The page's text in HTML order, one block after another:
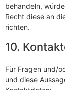
behandeln,
Recht diese an
richten.
10.
Für Fragen und/
und diese